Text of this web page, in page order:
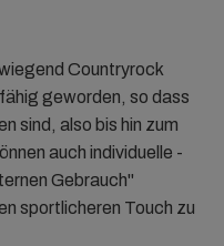
Countryrock
geworden, so dass
sind, also bis hin zum
auch individuelle -
Gebrauch"
sportlicheren Touch zu